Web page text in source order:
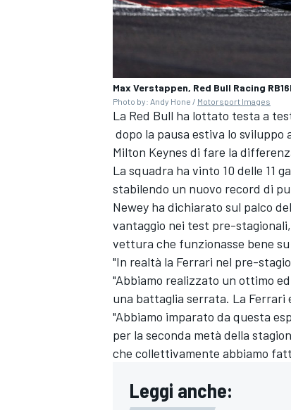
ENDURANCE/GT
MONOMARCA
Max Verstappen, Red Bull Racing
Photo by: Andy Hone / Motorsport Images
La Red Bull ha lottato testa a
dopo la pausa estiva lo
Milton Keynes di fare la
La squadra ha vinto 10 delle 11
stabilendo un nuovo record di
Newey ha dichiarato sul palco
vantaggio nei test pre-
vettura che funzionasse bene
"In realtà la Ferrari nel pre-
"Abbiamo realizzato un ottimo
una battaglia serrata. La Ferrari
"Abbiamo imparato da questa
per la seconda metà della
che collettivamente abbiamo
Leggi anche: